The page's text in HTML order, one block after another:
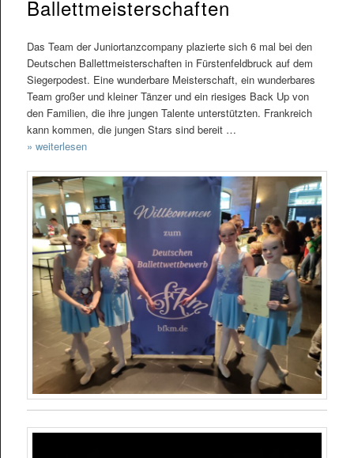
Ballettmeisterschaften
Das Team der Juniortanzcompany plazierte sich 6 mal bei den
Deutschen Ballettmeisterschaften in Fürstenfeldbruck auf dem
Siegerpodest. Eine wunderbare Meisterschaft, ein wunderbares
Team großer und kleiner Tänzer und ein riesiges Back Up von
den Familien, die ihre jungen Talente unterstützten. Frankreich
kann kommen, die jungen Stars sind bereit …
» weiterlesen